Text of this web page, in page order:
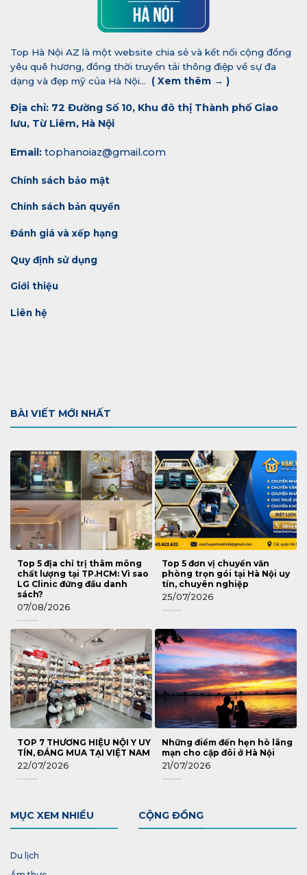
Top Hà Nội AZ là một website chia sẻ và kết nối cộng đồng
yêu quê hương, đồng thời truyền tải thông điệp về sự đa
dạng và đẹp mỹ của Hà Nội... ( Xem thêm → )
Địa chỉ: 72 Đường Số 10, Khu đô thị Thành phố Giao
lưu, Từ Liêm, Hà Nội
Email: tophanoiaz@gmail.com
Chính sách bảo mật
Chính sách bản quyền
Đánh giá và xếp hạng
Quy định sử dụng
Giới thiệu
Liên hệ
BÀI VIẾT MỚI NHẤT
Top 5 địa chỉ trị thâm mông
chất lượng tại TP.HCM: Vì sao
LG Clinic đứng đầu danh
sách?
07/08/2026
Top 5 đơn vị chuyển văn
phòng trọn gói tại Hà Nội uy
tín, chuyên nghiệp
25/07/2026
TOP 7 THƯƠNG HIỆU NỘI Y UY
TÍN, ĐÁNG MUA TẠI VIỆT NAM
22/07/2026
Những điểm đến hẹn hò lãng
mạn cho cặp đôi ở Hà Nội
21/07/2026
MỤC XEM NHIỀU
Du lịch
CỘNG ĐỒNG